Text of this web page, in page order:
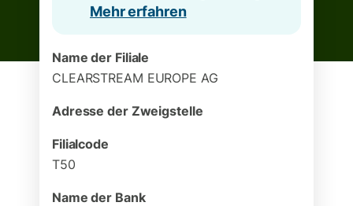
Mehr erfahren
Name der Filiale
CLEARSTREAM EUROPE AG
Adresse der Zweigstelle
Filialcode
T50
Name der Bank